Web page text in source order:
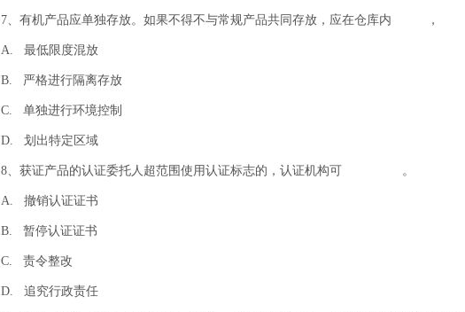
7、有机产品应单独存放。如果不得不与常规产品共同存放，应在仓库内 ，
A. 最低限度混放
B. 严格进行隔离存放
C. 单独进行环境控制
D. 划出特定区域
8、获证产品的认证委托人超范围使用认证标志的，认证机构可 。
A. 撤销认证证书
B. 暂停认证证书
C. 责令整改
D. 追究行政责任